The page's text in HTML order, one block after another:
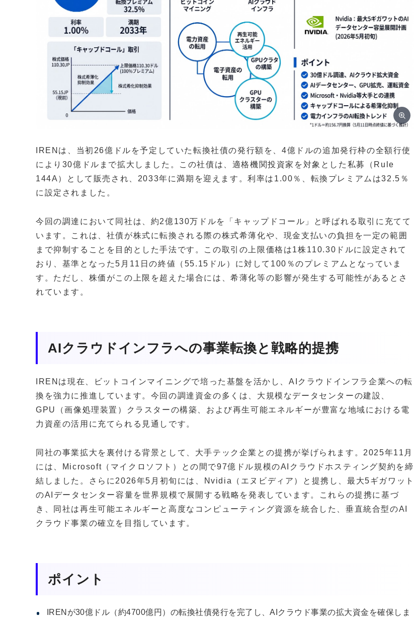
IRENは、当初26億ドルを予定していた転換社債の発行額を、4億ドルの追加発行枠の全額行使
により30億ドルまで拡大しました。この社債は、適格機関投資家を対象とした私募（Rule
144A）として販売され、2033年に満期を迎えます。利率は1.00％、転換プレミアムは32.5％
に設定されました。
今回の調達において同社は、約2億130万ドルを「キャップドコール」と呼ばれる取引に充てて
います。これは、社債が株式に転換される際の株式希薄化や、現金支払いの負担を一定の範囲
まで抑制することを目的とした手法です。この取引の上限価格は1株110.30ドルに設定されて
おり、基準となった5月11日の終値（55.15ドル）に対して100％のプレミアムとなっていま
す。ただし、株価がこの上限を超えた場合には、希薄化等の影響が発生する可能性があるとさ
れています。
AIクラウドインフラへの事業転換と戦略的提携
IRENは現在、ビットコインマイニングで培った基盤を活かし、AIクラウドインフラ企業への転
換を強力に推進しています。今回の調達資金の多くは、大規模なデータセンターの建設、
GPU（画像処理装置）クラスターの構築、および再生可能エネルギーが豊富な地域における電
力資産の活用に充てられる見通しです。
同社の事業拡大を裏付ける背景として、大手テック企業との提携が挙げられます。2025年11月
には、Microsoft（マイクロソフト）との間で97億ドル規模のAIクラウドホスティング契約を締
結しました。さらに2026年5月初旬には、Nvidia（エヌビディア）と提携し、最大5ギガワット
のAIデータセンター容量を世界規模で展開する戦略を発表しています。これらの提携に基づ
き、同社は再生可能エネルギーと高度なコンピューティング資源を統合した、垂直統合型のAI
クラウド事業の確立を目指しています。
ポイント
IRENが30億ドル（約4700億円）の転換社債発行を完了し、AIクラウド事業の拡大資金を確保しま